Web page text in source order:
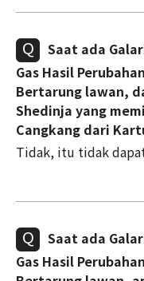
Saat ada
Gas Hasil
Bertarung lawan,
Shedinja yang
Cangkang dari
Tidak, itu tidak
Saat ada
Gas Hasil